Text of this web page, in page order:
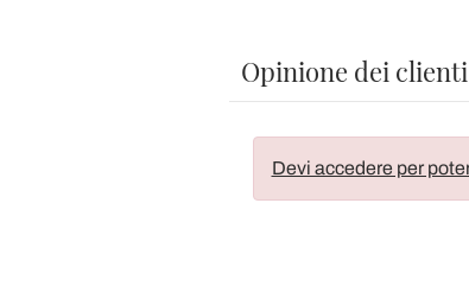
Opinione dei clienti
Devi accedere per